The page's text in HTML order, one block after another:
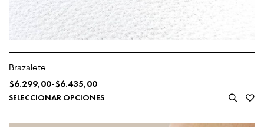
Brazalete
$6.299,00-$6.435,00
SELECCIONAR OPCIONES